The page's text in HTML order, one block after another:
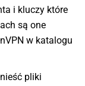
i kluczy które
są one
w katalogu
pliki